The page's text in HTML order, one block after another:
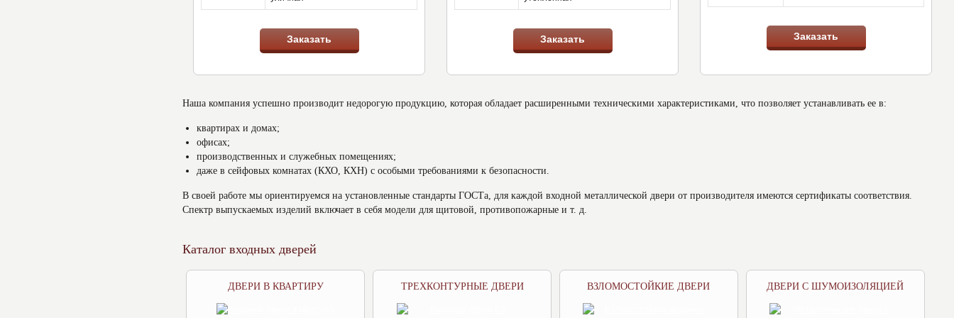
Заказать Заказать Заказать
Наша компания успешно производит недорогую продукцию, которая обладает расширенными техническими характеристиками, что позволяет устанавливать ее в:
квартирах и домах;
офисах;
производственных и служебных помещениях;
даже в сейфовых комнатах (КХО, КХН) с особыми требованиями к безопасности.
В своей работе мы ориентируемся на установленные стандарты ГОСТа, для каждой входной металлической двери от производителя имеются сертификаты соответствия.
Спектр выпускаемых изделий включает в себя модели для щитовой, противопожарные и т. д.
Каталог входных дверей
ДВЕРИ В КВАРТИРУ ТРЕХКОНТУРНЫЕ ДВЕРИ ВЗЛОМОСТОЙКИЕ ДВЕРИ ДВЕРИ С ШУМОИЗОЛЯЦИЕЙ